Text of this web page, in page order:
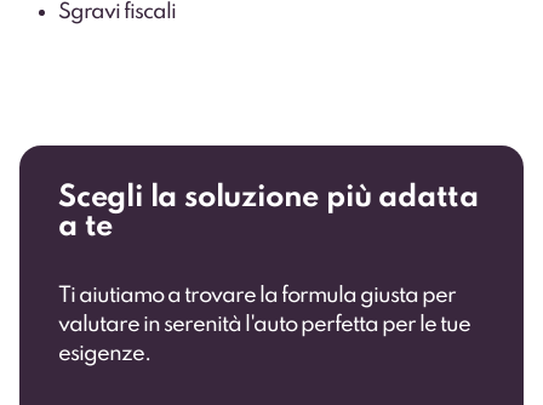
Sgravi fiscali
Scegli la soluzione più adatta
a te
Ti aiutiamo a trovare la formula giusta per
valutare in serenità l'auto perfetta per le tue
esigenze.